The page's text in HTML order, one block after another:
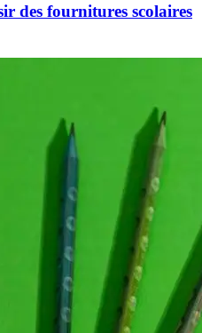
des fournitures scolaires